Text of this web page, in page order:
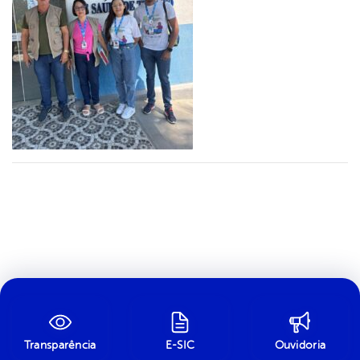
Transparência E-SIC Ouvidoria